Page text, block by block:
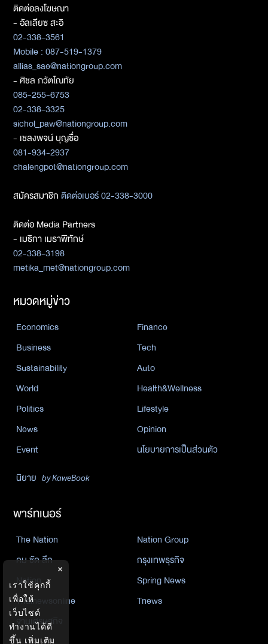
ติดต่อลงโฆษณา
- อัลเลียซ สะอิ
02-338-3561
Mobile : 087-519-1379
allias_sae@nationgroup.com
- ศิชล ภวัตโณทัย
085-255-6753
02-338-3325
sichol_paw@nationgroup.com
- เชลงพจน์ บุญซื่อ
081-934-2937
chalengpot@nationgroup.com
สมัครสมาชิกติดต่อเบอร์ 02-338-3000
ติดต่อ Media Partners
- เมธิกา เมธาพิทักษ์
02-338-3198
metika_met@nationgroup.com
หมวดหมู่ข่าว
Economics
Finance
Business
Tech
Sustainability
Auto
World
Health&Wellness
Politics
Lifestyle
News
Opinion
Event
นโยบายการเป็นส่วนตัว
นิยาย by KaweBook
พาร์ทเนอร์
The Nation
Nation Group
คม ชัด ลึก
กรุงเทพธุรกิจ
Nation
Spring News
Thainewsonline
Tnews
ฐานเศรษฐกิจ
×
เราใช้คุกกี้
เพื่อให้
เว็บไซต์
ทำงานได้ดี
ขึ้น เพิ่มเติม